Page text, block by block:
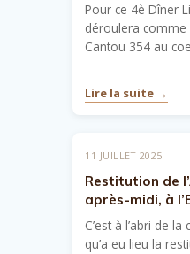
Pour ce 4è Dîner
déroulera comme
Cantou 354 au
Lire la suite →
11 JUILLET 2025
Restitution de
après-midi, à
C’est à l’abri de
qu’a eu lieu la